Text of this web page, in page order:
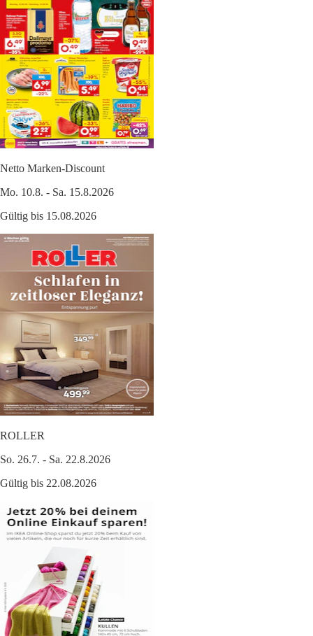
Netto Marken-Discount
Mo. 10.8. - Sa. 15.8.2026
Gültig bis 15.08.2026
ROLLER
So. 26.7. - Sa. 22.8.2026
Gültig bis 22.08.2026